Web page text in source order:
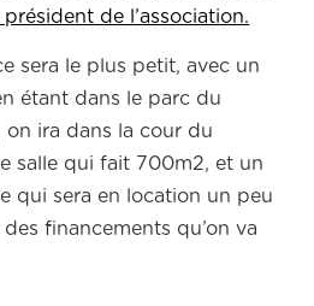
de l’association.
sera le plus petit, avec un
étant dans le parc du
on ira dans la cour du
salle qui fait 700m2, et un
qui sera en location un peu
financements qu’on va